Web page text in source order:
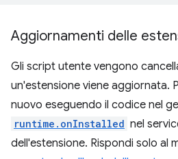
Aggiornamenti delle
Gli script utente vengono
un'estensione viene aggiornata.
nuovo eseguendo il codice nel
runtime.onInstalled nel
dell'estensione. Rispondi solo al